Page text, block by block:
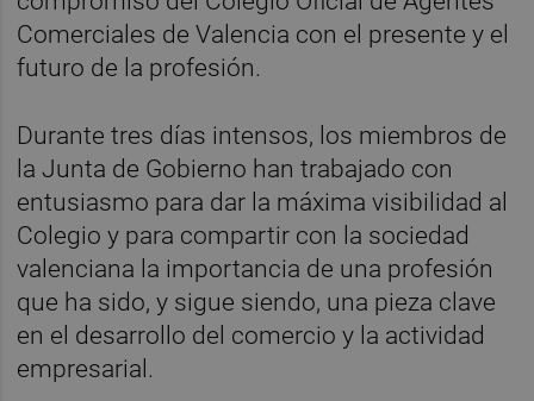
Comerciales de Valencia con el presente y el
futuro de la profesión.
Durante tres días intensos, los miembros de
la Junta de Gobierno han trabajado con
entusiasmo para dar la máxima visibilidad al
Colegio y para compartir con la sociedad
valenciana la importancia de una profesión
que ha sido, y sigue siendo, una pieza clave
en el desarrollo del comercio y la actividad
empresarial.